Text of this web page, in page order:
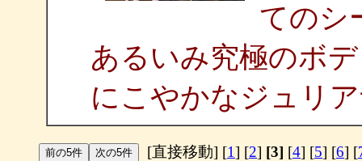
てのシ
あるいみ究極のボ
にこやかなジュリ
[直接移動] [1] [2] [3] [4] [5] [6] [